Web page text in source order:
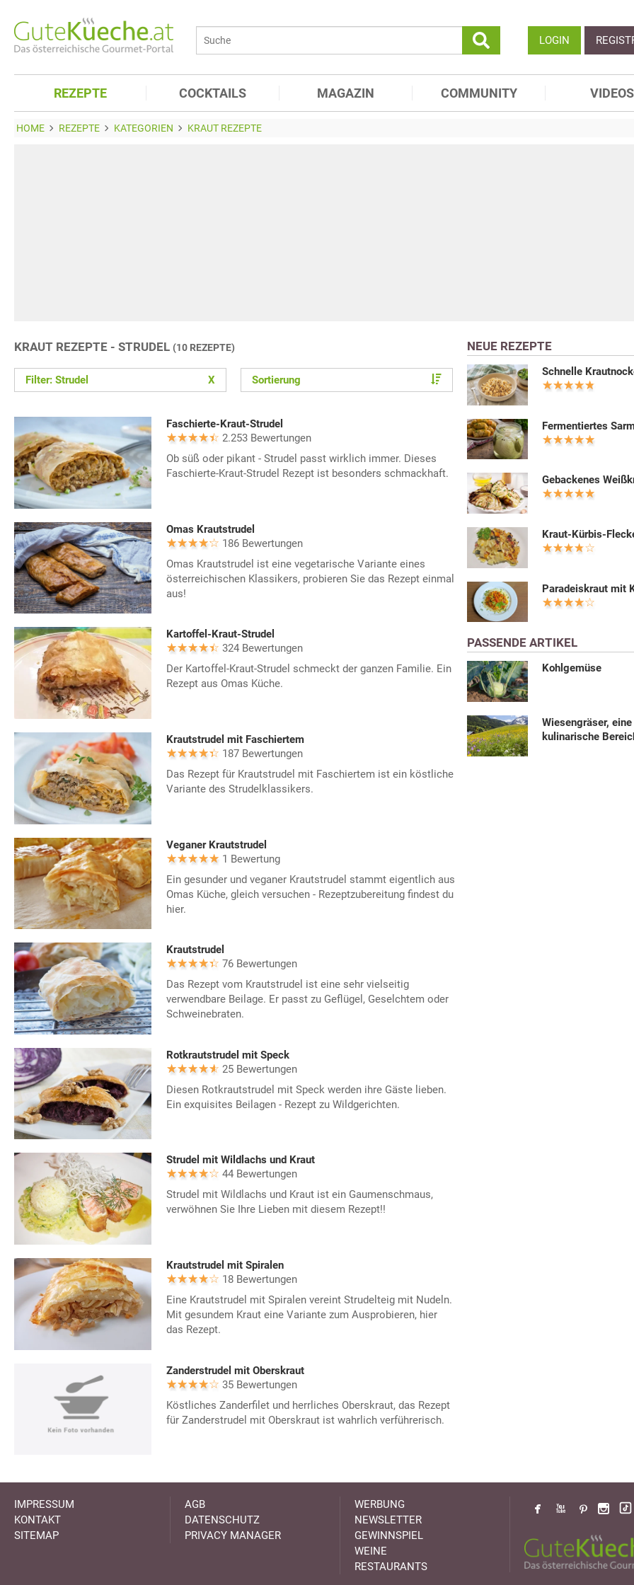
LOGIN
REZEPTE COCKTAILS MAGAZIN COMMUNITY VIDEOS
HOME REZEPTE KATEGORIEN KRAUT REZEPTE
KRAUT REZEPTE - STRUDEL (10 REZEPTE)
Filter: Strudel X Sortierung
Faschierte-Kraut-Strudel
2.253 Bewertungen
Ob süß oder pikant - Strudel passt wirklich immer. Dieses
Faschierte-Kraut-Strudel Rezept ist besonders schmackhaft.
Omas Krautstrudel
186 Bewertungen
Omas Krautstrudel ist eine vegetarische Variante eines
österreichischen Klassikers, probieren Sie das Rezept einmal
aus!
Kartoffel-Kraut-Strudel
324 Bewertungen
Der Kartoffel-Kraut-Strudel schmeckt der ganzen Familie. Ein
Rezept aus Omas Küche.
Krautstrudel mit Faschiertem
187 Bewertungen
Das Rezept für Krautstrudel mit Faschiertem ist ein köstliche
Variante des Strudelklassikers.
Veganer Krautstrudel
1 Bewertung
Ein gesunder und veganer Krautstrudel stammt eigentlich aus
Omas Küche, gleich versuchen - Rezeptzubereitung findest du
hier.
Krautstrudel
76 Bewertungen
Das Rezept vom Krautstrudel ist eine sehr vielseitig
verwendbare Beilage. Er passt zu Geflügel, Geselchtem oder
Schweinebraten.
Rotkrautstrudel mit Speck
25 Bewertungen
Diesen Rotkrautstrudel mit Speck werden ihre Gäste lieben.
Ein exquisites Beilagen - Rezept zu Wildgerichten.
Strudel mit Wildlachs und Kraut
44 Bewertungen
Strudel mit Wildlachs und Kraut ist ein Gaumenschmaus,
verwöhnen Sie Ihre Lieben mit diesem Rezept!!
Krautstrudel mit Spiralen
18 Bewertungen
Eine Krautstrudel mit Spiralen vereint Strudelteig mit Nudeln.
Mit gesundem Kraut eine Variante zum Ausprobieren, hier
das Rezept.
Zanderstrudel mit Oberskraut
35 Bewertungen
Köstliches Zanderfilet und herrliches Oberskraut, das Rezept
für Zanderstrudel mit Oberskraut ist wahrlich verführerisch.
NEUE REZEPTE
Schnelle
Fermentiertes
Gebackenes
Kraut-Kürbis-
Paradeiskraut mit
PASSENDE ARTIKEL
Kohlgemüse
Wiesengräser, eine
kulinarische
IMPRESSUM
KONTAKT
SITEMAP
AGB
DATENSCHUTZ
PRIVACY MANAGER
WERBUNG
NEWSLETTER
GEWINNSPIEL
WEINE
RESTAURANTS